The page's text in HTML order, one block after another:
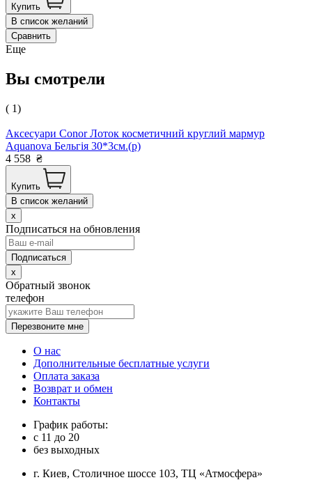
Купить
В список желаний
Сравнить
Еще
Вы смотрели
( 1)
Аксесуари Conor Лоток косметичний круглий мармур
Aquanova Бельгія 30*3см.(р)
4 558 ₴
Купить
В список желаний
x
Подписаться на обновления
x
Обратный звонок
телефон
Перезвоните мне
О нас
Дополнительные бесплатные услуги
Оплата заказа
Возврат и обмен
Контакты
График работы:
с 11 до 20
без выходных
г. Киев, Столичное шоссе 103, ТЦ «Атмосфера»